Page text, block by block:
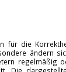
für die
ändern
regelmäßig